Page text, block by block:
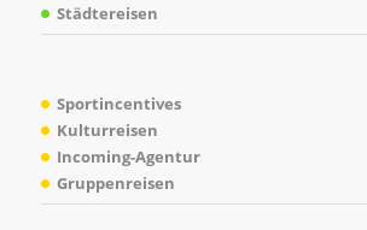
Städtereisen
Sportincentives
Kulturreisen
Incoming-Agentur
Gruppenreisen